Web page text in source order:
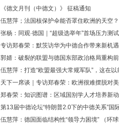
《德文月刊（中德文）》 征稿通知
伍慧萍；法国核保护伞能否罩住欧洲的天空
张杨：同观·德国｜“超级选举年”首场压力测
专访郑春荣：默茨访华为中德合作带来新机
郭婧：破裂的联盟与德国东部政治格局重构
伍慧萍：打造“欧盟最强大常规军队”，这在
天下一席谈｜专访郑春荣：欧洲很难摆脱对
郑春荣：知识图谱：区域国别学人才培养新
第13届中德论坛“特朗普2.0下的中德关系”国
伍慧萍：德国面临结构性“领导力困境” （环